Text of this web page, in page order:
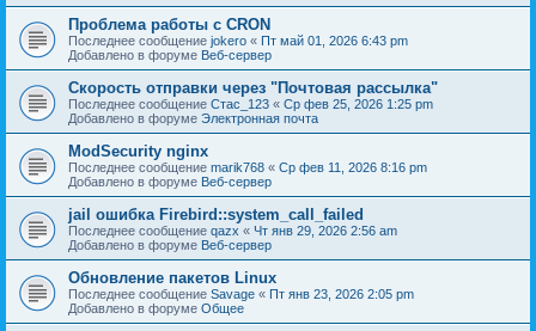
Проблема работы с CRON
Последнее сообщение jokero « Пт май 01, 2026 6:43 pm
Добавлено в форуме Веб-сервер
Скорость отправки через "Почтовая рассылка"
Последнее сообщение Стас_123 « Ср фев 25, 2026 1:25 pm
Добавлено в форуме Электронная почта
ModSecurity nginx
Последнее сообщение marik768 « Ср фев 11, 2026 8:16 pm
Добавлено в форуме Веб-сервер
jail ошибка Firebird::system_call_failed
Последнее сообщение qazx « Чт янв 29, 2026 2:56 am
Добавлено в форуме Веб-сервер
Обновление пакетов Linux
Последнее сообщение Savage « Пт янв 23, 2026 2:05 pm
Добавлено в форуме Общее